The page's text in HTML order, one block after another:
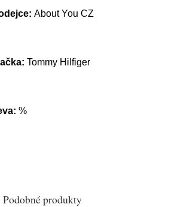
About You CZ
Tommy Hilfiger
%
Podobné produkty